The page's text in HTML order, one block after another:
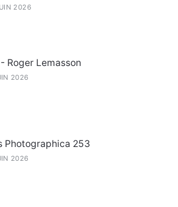
2026
Roger Lemasson
2026
Photographica 253
2026